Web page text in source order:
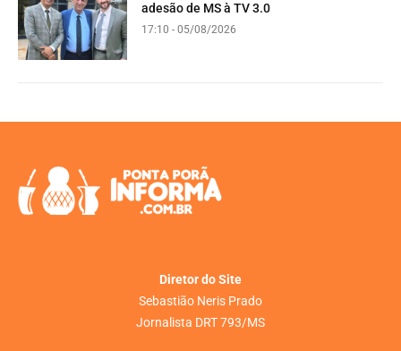
adesão de MS à TV 3.0
17:10 - 05/08/2026
Diretor do Site
Sebastião Neris Prado
Jornalista DRT 793/MS